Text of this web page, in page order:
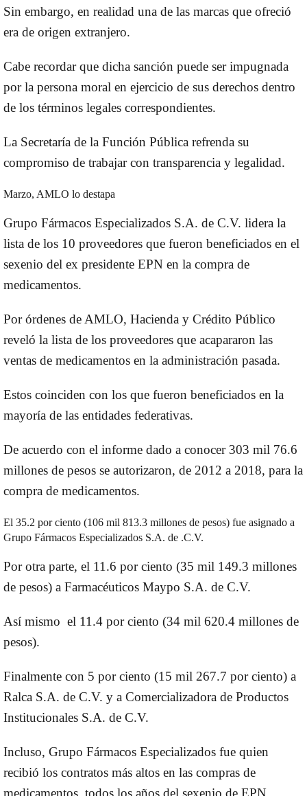
Sin embargo, en realidad una de las marcas que ofreció
era de origen extranjero.
Cabe recordar que dicha sanción puede ser impugnada
por la persona moral en ejercicio de sus derechos dentro
de los términos legales correspondientes.
La Secretaría de la Función Pública refrenda su
compromiso de trabajar con transparencia y legalidad.
Marzo, AMLO lo destapa
Grupo Fármacos Especializados S.A. de C.V. lidera la
lista de los 10 proveedores que fueron beneficiados en el
sexenio del ex presidente EPN en la compra de
medicamentos.
Por órdenes de AMLO, Hacienda y Crédito Público
reveló la lista de los proveedores que acapararon las
ventas de medicamentos en la administración pasada.
Estos coinciden con los que fueron beneficiados en la
mayoría de las entidades federativas.
De acuerdo con el informe dado a conocer 303 mil 76.6
millones de pesos se autorizaron, de 2012 a 2018, para la
compra de medicamentos.
El 35.2 por ciento (106 mil 813.3 millones de pesos) fue asignado a
Grupo Fármacos Especializados S.A. de .C.V.
Por otra parte, el 11.6 por ciento (35 mil 149.3 millones
de pesos) a Farmacéuticos Maypo S.A. de C.V.
Así mismo el 11.4 por ciento (34 mil 620.4 millones de
pesos).
Finalmente con 5 por ciento (15 mil 267.7 por ciento) a
Ralca S.A. de C.V. y a Comercializadora de Productos
Institucionales S.A. de C.V.
Incluso, Grupo Fármacos Especializados fue quien
recibió los contratos más altos en las compras de
medicamentos, todos los años del sexenio de EPN